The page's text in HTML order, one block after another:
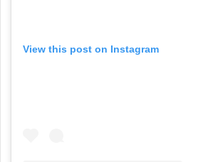
View this post on Instagram